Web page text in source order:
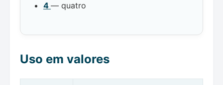
4 — quatro
Uso em valores